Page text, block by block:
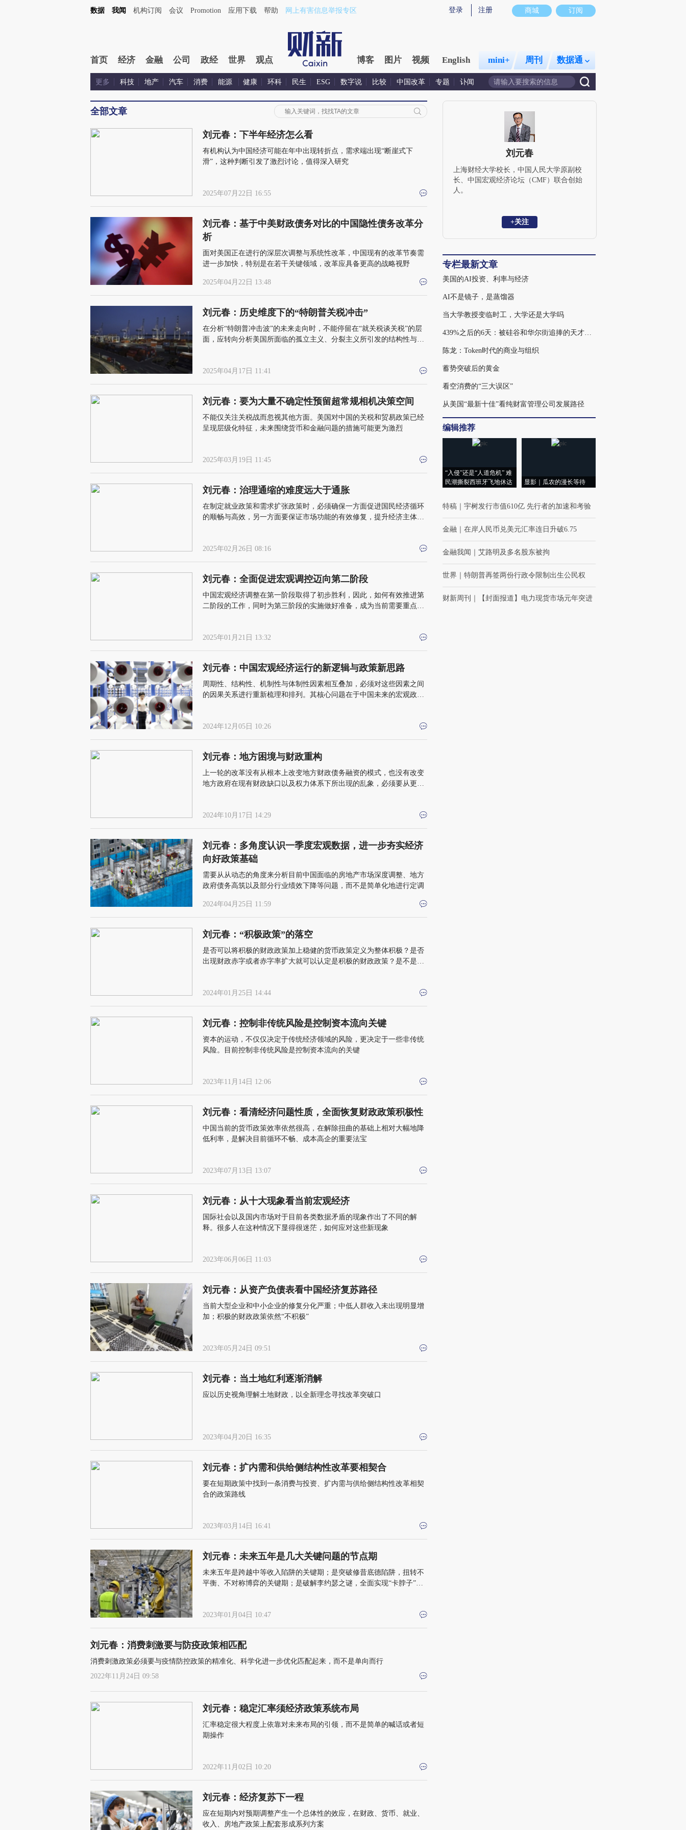
商城 订阅
登录 注册
数据 我闻 机构订阅 会议 Promotion 应用下载 帮助 网上有害信息举报专区
首页 经济 金融 公司 政经 世界 观点 博客 图片 视频 English mini+ 周刊 数据通
更多 科技 地产 汽车 消费 能源 健康 环科 民生 ESG 数字说 比较 中国改革 专题 讣闻
全部文章
刘元春：下半年经济怎么看
有机构认为中国经济可能在年中出现转折点，需求端出现“断崖式下
滑”，这种判断引发了激烈讨论，值得深入研究
2025年07月22日 16:55
刘元春：基于中美财政债务对比的中国隐性债务改革分
析
面对美国正在进行的深层次调整与系统性改革，中国现有的改革节奏需
进一步加快，特别是在若干关键领域，改革应具备更高的战略视野
2025年04月22日 13:48
刘元春：历史维度下的“特朗普关税冲击”
在分析“特朗普冲击波”的未来走向时，不能停留在“就关税谈关税”的层
面，应转向分析美国所面临的孤立主义、分裂主义所引发的结构性与整
2025年04月17日 11:41
刘元春：要为大量不确定性预留超常规相机决策空间
不能仅关注关税战而忽视其他方面。美国对中国的关税和贸易政策已经
呈现层级化特征，未来围绕货币和金融问题的措施可能更为激烈
2025年03月19日 11:45
刘元春：治理通缩的难度远大于通胀
在制定就业政策和需求扩张政策时，必须确保一方面促进国民经济循环
的顺畅与高效，另一方面要保证市场功能的有效修复，提升经济主体穿
2025年02月26日 08:16
刘元春：全面促进宏观调控迈向第二阶段
中国宏观经济调整在第一阶段取得了初步胜利，因此，如何有效推进第
二阶段的工作，同时为第三阶段的实施做好准备，成为当前需要重点关
2025年01月21日 13:32
刘元春：中国宏观经济运行的新逻辑与政策新思路
周期性、结构性、机制性与体制性因素相互叠加，必须对这些因素之间
的因果关系进行重新梳理和排列。其核心问题在于中国未来的宏观政策
2024年12月05日 10:26
刘元春：地方困境与财政重构
上一轮的改革没有从根本上改变地方财政债务融资的模式，也没有改变
地方政府在现有财政缺口以及权力体系下所出现的乱象，必须要从更本
2024年10月17日 14:29
刘元春：多角度认识一季度宏观数据，进一步夯实经济
向好政策基础
需要从从动态的角度来分析目前中国面临的房地产市场深度调整、地方
政府债务高筑以及部分行业绩效下降等问题，而不是简单化地进行定调
2024年04月25日 11:59
刘元春：“积极政策”的落空
是否可以将积极的财政政策加上稳健的货币政策定义为整体积极？是否
出现财政赤字或者赤字率扩大就可以认定是积极的财政政策？是不是货
2024年01月25日 14:44
刘元春：控制非传统风险是控制资本流向关键
资本的运动，不仅仅决定于传统经济领域的风险，更决定于一些非传统
风险。目前控制非传统风险是控制资本流向的关键
2023年11月14日 12:06
刘元春：看清经济问题性质，全面恢复财政政策积极性
中国当前的货币政策效率依然很高，在解除扭曲的基础上相对大幅地降
低利率，是解决目前循环不畅、成本高企的重要法宝
2023年07月13日 13:07
刘元春：从十大现象看当前宏观经济
国际社会以及国内市场对于目前各类数据矛盾的现象作出了不同的解
释。很多人在这种情况下显得很迷茫，如何应对这些新现象
2023年06月06日 11:03
刘元春：从资产负债表看中国经济复苏路径
当前大型企业和中小企业的修复分化严重；中低人群收入未出现明显增
加；积极的财政政策依然“不积极”
2023年05月24日 09:51
刘元春：当土地红利逐渐消解
应以历史视角理解土地财政，以全新理念寻找改革突破口
2023年04月20日 16:35
刘元春：扩内需和供给侧结构性改革要相契合
要在短期政策中找到一条消费与投资、扩内需与供给侧结构性改革相契
合的政策路线
2023年03月14日 16:41
刘元春：未来五年是几大关键问题的节点期
未来五年是跨越中等收入陷阱的关键期；是突破修昔底德陷阱，扭转不
平衡、不对称博弈的关键期；是破解李约瑟之谜，全面实现“卡脖子”问
2023年01月04日 10:47
刘元春：消费刺激要与防疫政策相匹配
消费刺激政策必须要与疫情防控政策的精准化、科学化进一步优化匹配起来，而不是单向而行
2022年11月24日 09:58
刘元春：稳定汇率须经济政策系统布局
汇率稳定很大程度上依靠对未来布局的引领，而不是简单的喊话或者短
期操作
2022年11月02日 10:20
刘元春：经济复苏下一程
应在短期内对预期调整产生一个总体性的效应，在财政、货币、就业、
收入、房地产政策上配套形成系列方案
刘元春
上海财经大学校长，中国人民大学原副校
长、中国宏观经济论坛（CMF）联合创始
人。
+关注
专栏最新文章
美国的AI投资、利率与经济
AI不是镜子，是蒸馏器
当大学教授变临时工，大学还是大学吗
439%之后的6天：被硅谷和华尔街追捧的天才，为何走入杠杆误区
陈龙：Token时代的商业与组织
蓄势突破后的黄金
看空消费的“三大误区”
从美国“最新十佳”看纯财富管理公司发展路径
编辑推荐
“入侵”还是“人道危机” 难
民潮撕裂西班牙飞地休达
显影｜瓜农的漫长等待
特稿 宇树发行市值610亿 先行者的加速和考验
金融 在岸人民币兑美元汇率连日升破6.75
金融我闻 艾路明及多名股东被拘
世界 特朗普再签两份行政令限制出生公民权
财新周刊 【封面报道】电力现货市场元年突进